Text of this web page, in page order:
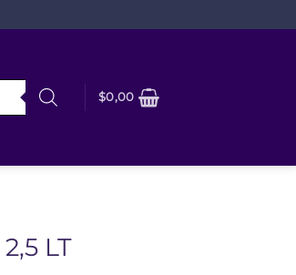
$0,00
LT